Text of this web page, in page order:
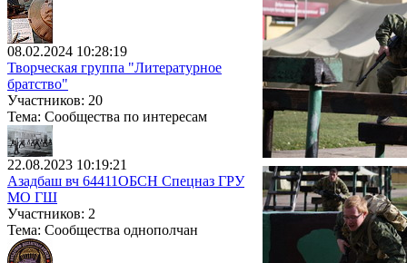
08.02.2024 10:28:19
Творческая группа "Литературное
братство"
Участников: 20
Тема: Сообщества по интересам
22.08.2023 10:19:21
Азадбаш вч 64411ОБСН Спецназ ГРУ
МО ГШ
Участников: 2
Тема: Сообщества однополчан